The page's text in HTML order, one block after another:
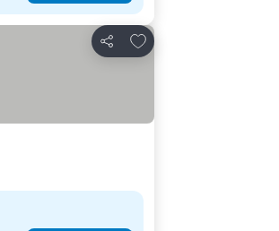
Partilhar
Adicionar aos favoritos